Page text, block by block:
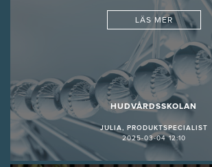
LÄS MER
HUDVÅRDSSKOLAN
JULIA, PRODUKTSPECIALIST
2025-03-04 12:10